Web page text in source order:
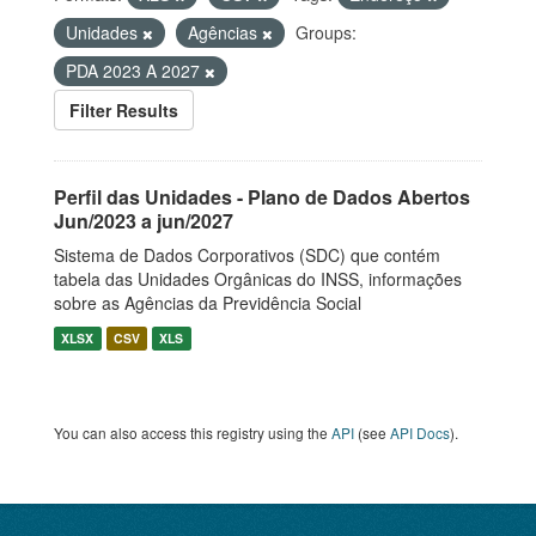
Unidades
Agências
Groups:
PDA 2023 A 2027
Filter Results
Perfil das Unidades - Plano de Dados Abertos
Jun/2023 a jun/2027
Sistema de Dados Corporativos (SDC) que contém
tabela das Unidades Orgânicas do INSS, informações
sobre as Agências da Previdência Social
XLSX CSV XLS
You can also access this registry using the API (see API Docs).